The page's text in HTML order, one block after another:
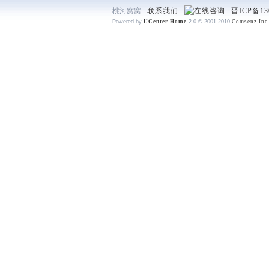
桃河窝窝 - 联系我们 - - 晋ICP备
Powered by UCenter Home 2.0 © 2001-2010 Comsenz Inc.